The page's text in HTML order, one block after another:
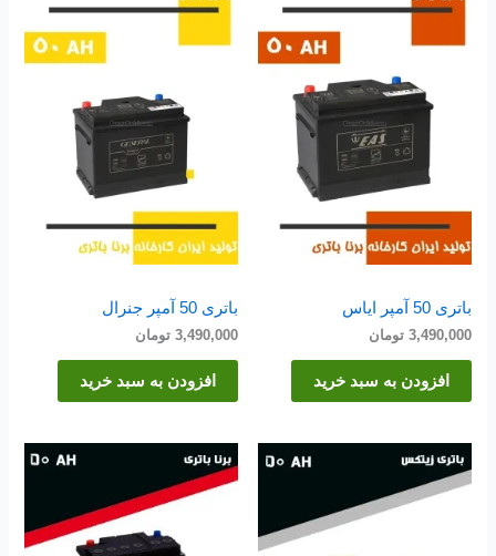
باتری 50 آمپر ایاس
3,490,000 تومان
افزودن به سبد خرید
باتری 50 آمپر جنرال
3,490,000 تومان
افزودن به سبد خرید